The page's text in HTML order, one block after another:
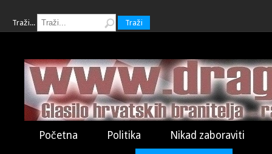
Traži... Traži
Početna Politika Nikad zaboraviti